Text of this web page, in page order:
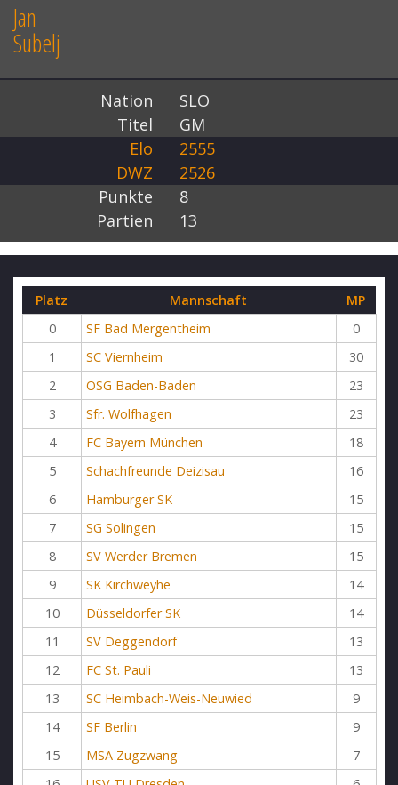
Jan
Subelj
Nation
SLO
Titel
GM
Elo
2555
DWZ
2526
Punkte
8
Partien
13
Platz Mannschaft
MP
0
SF Bad Mergentheim
0
1
SC Viernheim
30
2
OSG Baden-Baden
23
3
Sfr. Wolfhagen
23
4
FC Bayern München
18
5
Schachfreunde Deizisau
16
6
Hamburger SK
15
7
SG Solingen
15
8
SV Werder Bremen
15
9
SK Kirchweyhe
14
10
Düsseldorfer SK
14
11
SV Deggendorf
13
12
FC St. Pauli
13
13
SC Heimbach-Weis-Neuwied
9
14
SF Berlin
9
15
MSA Zugzwang
7